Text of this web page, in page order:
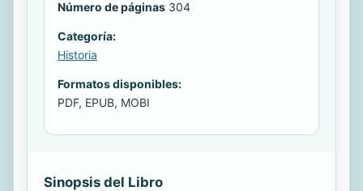
Número de páginas 304
Categoría:
Historia
Formatos disponibles:
PDF, EPUB, MOBI
Sinopsis del Libro